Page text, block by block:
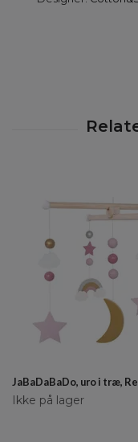
JaBaDaBaDo, uro i træ,
Ikke på lager